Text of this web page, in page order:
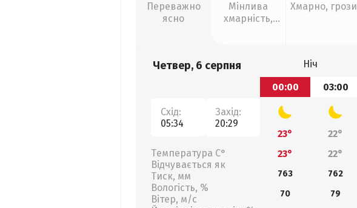
Переважно
ясно
Мінлива
хмарність,
Хмарно, грози
Четвер, 6 серпня
Схід:
05:34
Захід:
20:29
Температура С°
Відчувається як
Тиск, мм
Вологість, %
Вітер, м/с
Ніч
00:00
03:00
23° 22°
23°
22°
763 762
70
79